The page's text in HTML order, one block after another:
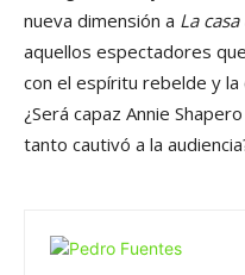
nueva dimensión a La
aquellos espectadores
con el espíritu rebelde y
¿Será capaz Annie
tanto cautivó a la